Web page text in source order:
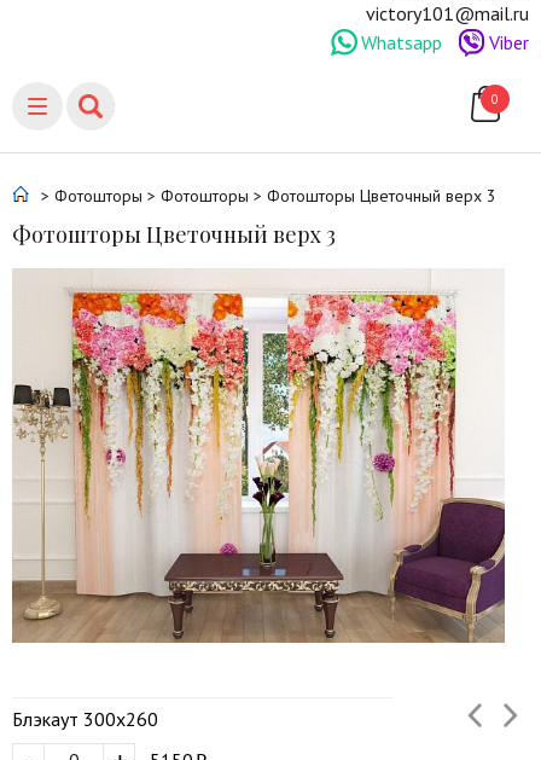
victory101@mail.ru
Whatsapp
Viber
0
> Фотошторы > Фотошторы > Фотошторы Цветочный верх 3
Фотошторы Цветочный верх 3
Блэкаут 300х260